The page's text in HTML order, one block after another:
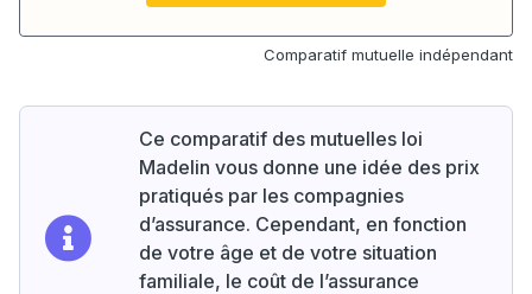
Comparatif mutuelle indépendant
Ce comparatif des mutuelles loi
Madelin vous donne une idée des prix
pratiqués par les compagnies
d’assurance. Cependant, en fonction
de votre âge et de votre situation
familiale, le coût de l’assurance